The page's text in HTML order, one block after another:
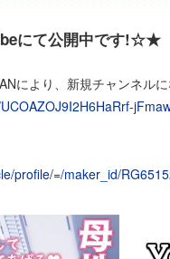
にて公開中です!☆★
により、新規チャンネル
profile/=/maker_id/